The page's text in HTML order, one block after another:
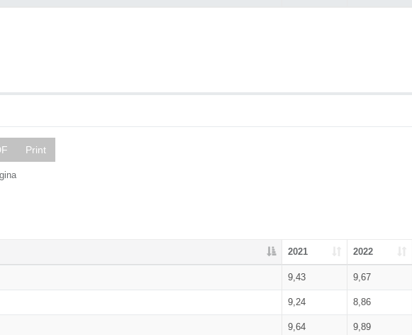
Print
2021 2022
9,43 9,67
9,24 8,86
9,64 9,89